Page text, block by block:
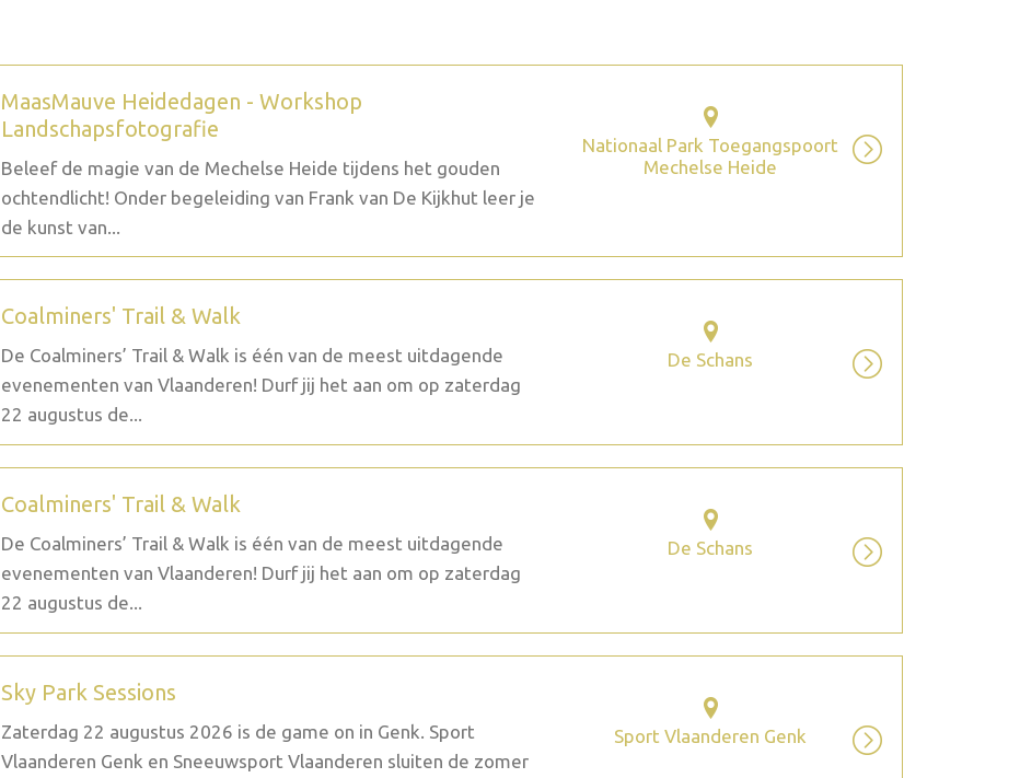
MaasMauve Heidedagen - Workshop
Landschapsfotografie
Beleef de magie van de Mechelse Heide tijdens het gouden
ochtendlicht! Onder begeleiding van Frank van De Kijkhut leer je
de kunst van...
Nationaal Park Toegangspoort
Mechelse Heide
Coalminers' Trail & Walk
De Coalminers’ Trail & Walk is één van de meest uitdagende
evenementen van Vlaanderen! Durf jij het aan om op zaterdag
22 augustus de...
De Schans
Coalminers' Trail & Walk
De Coalminers’ Trail & Walk is één van de meest uitdagende
evenementen van Vlaanderen! Durf jij het aan om op zaterdag
22 augustus de...
De Schans
Sky Park Sessions
Zaterdag 22 augustus 2026 is de game on in Genk. Sport
Vlaanderen Genk en Sneeuwsport Vlaanderen sluiten de zomer
Sport Vlaanderen Genk